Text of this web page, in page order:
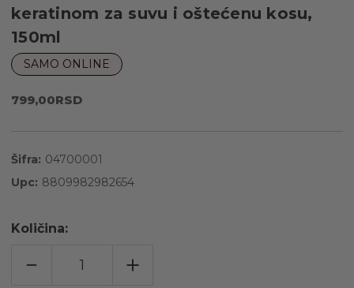
keratinom za suvu i oštećenu kosu,
150ml
SAMO ONLINE
799,00RSD
Šifra: 04700001
Upc: 8809982982654
Količina:
POVEĆAJTE INCREASE
QUANTITY